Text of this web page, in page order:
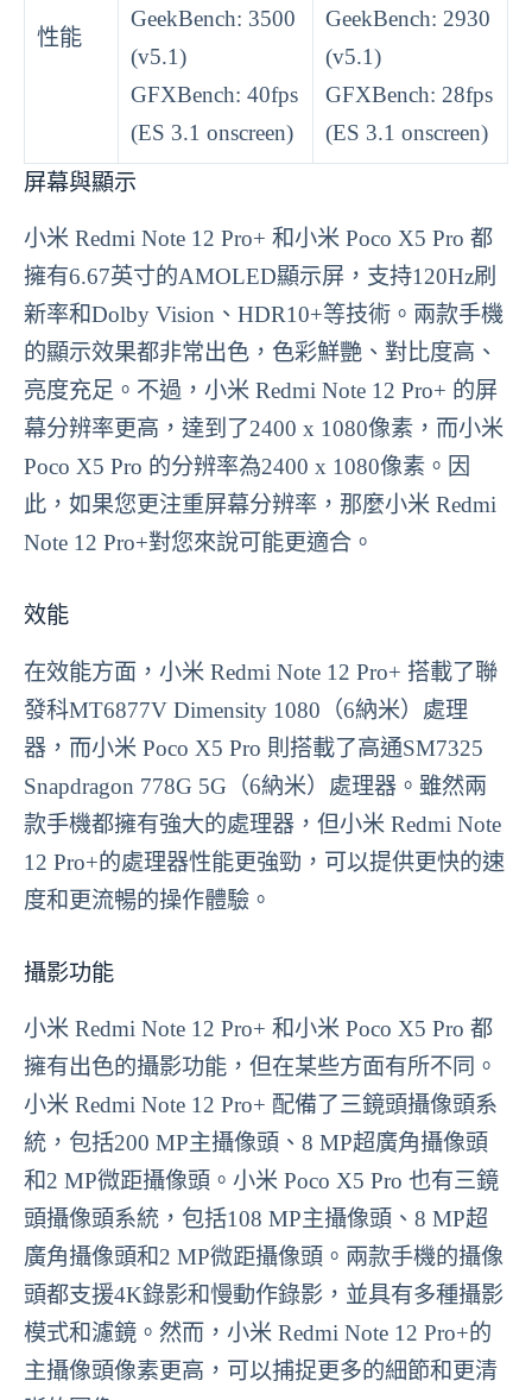
性能
GeekBench: 3500
(v5.1)
GFXBench: 40fps
(ES 3.1 onscreen)
GeekBench: 2930
(v5.1)
GFXBench: 28fps
(ES 3.1 onscreen)
屏幕與顯示
小米 Redmi Note 12 Pro+ 和小米 Poco X5 Pro 都
擁有6.67英寸的AMOLED顯示屏，支持120Hz刷
新率和Dolby Vision、HDR10+等技術。兩款手機
的顯示效果都非常出色，色彩鮮艷、對比度高、
亮度充足。不過，小米 Redmi Note 12 Pro+ 的屏
幕分辨率更高，達到了2400 x 1080像素，而小米
Poco X5 Pro 的分辨率為2400 x 1080像素。因
此，如果您更注重屏幕分辨率，那麼小米 Redmi
Note 12 Pro+對您來說可能更適合。
效能
在效能方面，小米 Redmi Note 12 Pro+ 搭載了聯
發科MT6877V Dimensity 1080（6納米）處理
器，而小米 Poco X5 Pro 則搭載了高通SM7325
Snapdragon 778G 5G（6納米）處理器。雖然兩
款手機都擁有強大的處理器，但小米 Redmi Note
12 Pro+的處理器性能更強勁，可以提供更快的速
度和更流暢的操作體驗。
攝影功能
小米 Redmi Note 12 Pro+ 和小米 Poco X5 Pro 都
擁有出色的攝影功能，但在某些方面有所不同。
小米 Redmi Note 12 Pro+ 配備了三鏡頭攝像頭系
統，包括200 MP主攝像頭、8 MP超廣角攝像頭
和2 MP微距攝像頭。小米 Poco X5 Pro 也有三鏡
頭攝像頭系統，包括108 MP主攝像頭、8 MP超
廣角攝像頭和2 MP微距攝像頭。兩款手機的攝像
頭都支援4K錄影和慢動作錄影，並具有多種攝影
模式和濾鏡。然而，小米 Redmi Note 12 Pro+的
主攝像頭像素更高，可以捕捉更多的細節和更清